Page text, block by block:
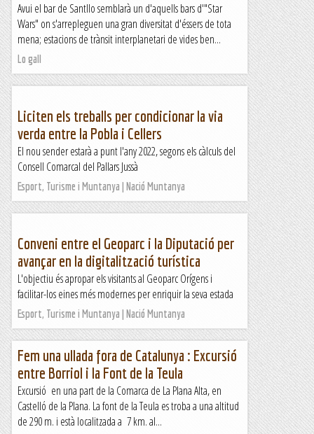
Avui el bar de Santllo semblarà un d'aquells bars d'"Star
Wars" on s'arrepleguen una gran diversitat d'éssers de tota
mena; estacions de trànsit interplanetari de vides ben...
Lo gall
Liciten els treballs per condicionar la via
verda entre la Pobla i Cellers
El nou sender estarà a punt l'any 2022, segons els càlculs del
Consell Comarcal del Pallars Jussà
Esport, Turisme i Muntanya | Nació Muntanya
Conveni entre el Geoparc i la Diputació per
avançar en la digitalització turística
L'objectiu és apropar els visitants al Geoparc Orígens i
facilitar-los eines més modernes per enriquir la seva estada
Esport, Turisme i Muntanya | Nació Muntanya
Fem una ullada fora de Catalunya : Excursió
entre Borriol i la Font de la Teula
Excursió en una part de la Comarca de La Plana Alta, en
Castelló de la Plana. La font de la Teula es troba a una altitud
de 290 m. i està localitzada a 7 km. al...